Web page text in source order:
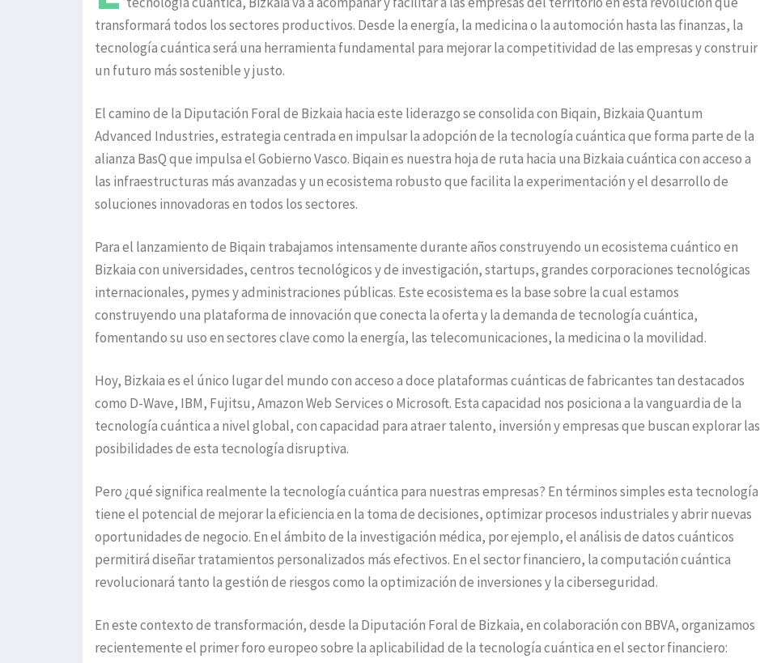
transformará todos los sectores productivos. Desde la energía, la medicina o la automoción hasta las finanzas, la
tecnología cuántica será una herramienta fundamental para mejorar la competitividad de las empresas y construir
un futuro más sostenible y justo.
El camino de la Diputación Foral de Bizkaia hacia este liderazgo se consolida con Biqain, Bizkaia Quantum
Advanced Industries, estrategia centrada en impulsar la adopción de la tecnología cuántica que forma parte de la
alianza BasQ que impulsa el Gobierno Vasco. Biqain es nuestra hoja de ruta hacia una Bizkaia cuántica con acceso a
las infraestructuras más avanzadas y un ecosistema robusto que facilita la experimentación y el desarrollo de
soluciones innovadoras en todos los sectores.
Para el lanzamiento de Biqain trabajamos intensamente durante años construyendo un ecosistema cuántico en
Bizkaia con universidades, centros tecnológicos y de investigación, startups, grandes corporaciones tecnológicas
internacionales, pymes y administraciones públicas. Este ecosistema es la base sobre la cual estamos
construyendo una plataforma de innovación que conecta la oferta y la demanda de tecnología cuántica,
fomentando su uso en sectores clave como la energía, las telecomunicaciones, la medicina o la movilidad.
Hoy, Bizkaia es el único lugar del mundo con acceso a doce plataformas cuánticas de fabricantes tan destacados
como D-Wave, IBM, Fujitsu, Amazon Web Services o Microsoft. Esta capacidad nos posiciona a la vanguardia de la
tecnología cuántica a nivel global, con capacidad para atraer talento, inversión y empresas que buscan explorar las
posibilidades de esta tecnología disruptiva.
Pero ¿qué significa realmente la tecnología cuántica para nuestras empresas? En términos simples esta tecnología
tiene el potencial de mejorar la eficiencia en la toma de decisiones, optimizar procesos industriales y abrir nuevas
oportunidades de negocio. En el ámbito de la investigación médica, por ejemplo, el análisis de datos cuánticos
permitirá diseñar tratamientos personalizados más efectivos. En el sector financiero, la computación cuántica
revolucionará tanto la gestión de riesgos como la optimización de inversiones y la ciberseguridad.
En este contexto de transformación, desde la Diputación Foral de Bizkaia, en colaboración con BBVA, organizamos
recientemente el primer foro europeo sobre la aplicabilidad de la tecnología cuántica en el sector financiero: